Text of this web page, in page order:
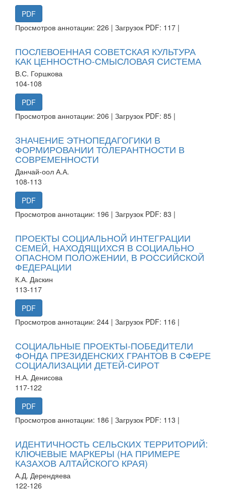
PDF
Просмотров аннотации: 226 | Загрузок PDF: 117 |
ПОСЛЕВОЕННАЯ СОВЕТСКАЯ КУЛЬТУРА
КАК ЦЕННОСТНО-СМЫСЛОВАЯ СИСТЕМА
В.С. Горшкова
104-108
PDF
Просмотров аннотации: 206 | Загрузок PDF: 85 |
ЗНАЧЕНИЕ ЭТНОПЕДАГОГИКИ В
ФОРМИРОВАНИИ ТОЛЕРАНТНОСТИ В
СОВРЕМЕННОСТИ
Данчай-оол А.А.
108-113
PDF
Просмотров аннотации: 196 | Загрузок PDF: 83 |
ПРОЕКТЫ СОЦИАЛЬНОЙ ИНТЕГРАЦИИ
СЕМЕЙ, НАХОДЯЩИХСЯ В СОЦИАЛЬНО
ОПАСНОМ ПОЛОЖЕНИИ, В РОССИЙСКОЙ
ФЕДЕРАЦИИ
К.А. Даскин
113-117
PDF
Просмотров аннотации: 244 | Загрузок PDF: 116 |
СОЦИАЛЬНЫЕ ПРОЕКТЫ-ПОБЕДИТЕЛИ
ФОНДА ПРЕЗИДЕНСКИХ ГРАНТОВ В СФЕРЕ
СОЦИАЛИЗАЦИИ ДЕТЕЙ-СИРОТ
Н.А. Денисова
117-122
PDF
Просмотров аннотации: 186 | Загрузок PDF: 113 |
ИДЕНТИЧНОСТЬ СЕЛЬСКИХ ТЕРРИТОРИЙ:
КЛЮЧЕВЫЕ МАРКЕРЫ (НА ПРИМЕРЕ
КАЗАХОВ АЛТАЙСКОГО КРАЯ)
А.Д. Дерендяева
122-126